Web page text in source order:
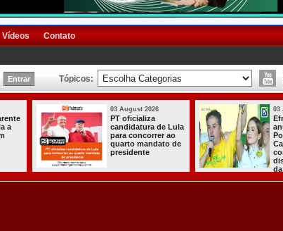
Vídeos Contato
Tópicos:
03 August 2026
Efraim Filho
anuncia Nayana
Pontes, esposa do
Cabo Gilberto,
como vice na
disputa ao Governo
da Paraíba
31 July 2026
A CARRETA DO
AGORA TEM
ESPECIALISTAS
CHEGOU À
ITABAIANA